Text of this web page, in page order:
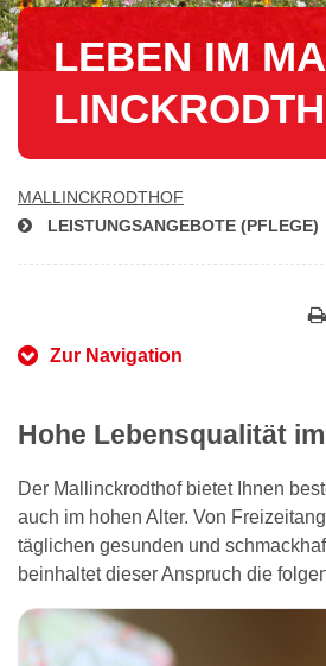
LEBEN IM
MAL­LINCK­RODTHOF
LEIS­TUNGS­AN­GE­BO­TE (PFLEGE)
Zur Navigation
Hohe Lebensqualität
Der Mallinckrodthof bietet Ihnen
auch im hohen Alter. Von
täglichen gesunden und
beinhaltet dieser Anspruch die